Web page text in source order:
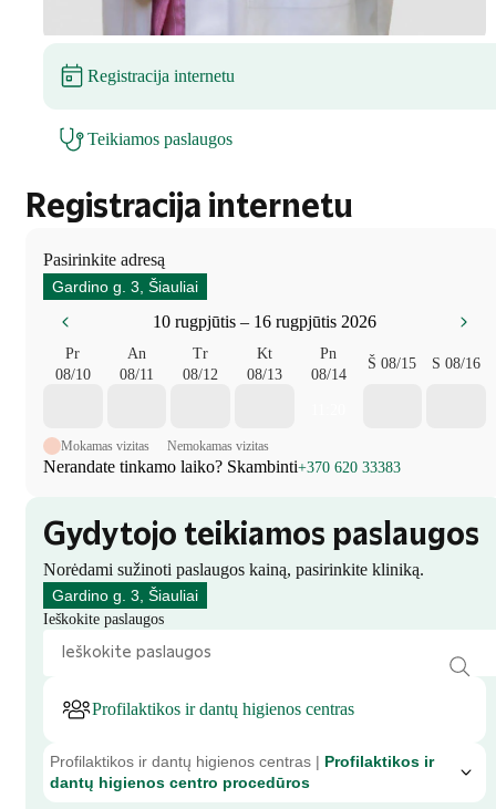
Registracija internetu
Teikiamos paslaugos
Registracija internetu
Pasirinkite adresą
Gardino g. 3, Šiauliai
10 rugpjūtis – 16 rugpjūtis 2026
Pr
08/10
An
08/11
Tr
08/12
Kt
08/13
Pn
08/14
Š 08/15 S 08/16
Mokamas vizitas Nemokamas vizitas
Nerandate tinkamo laiko? Skambinti+370 620 33383
Gydytojo teikiamos paslaugos
Norėdami sužinoti paslaugos kainą, pasirinkite kliniką.
Gardino g. 3, Šiauliai
Ieškokite paslaugos
Profilaktikos ir dantų higienos centras
Profilaktikos ir dantų higienos centras | Profilaktikos ir
dantų higienos centro procedūros